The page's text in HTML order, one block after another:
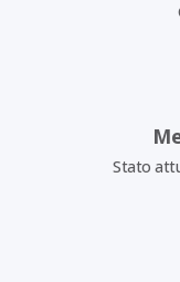
Stato